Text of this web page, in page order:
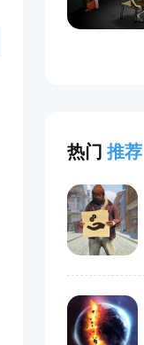
热门 推荐